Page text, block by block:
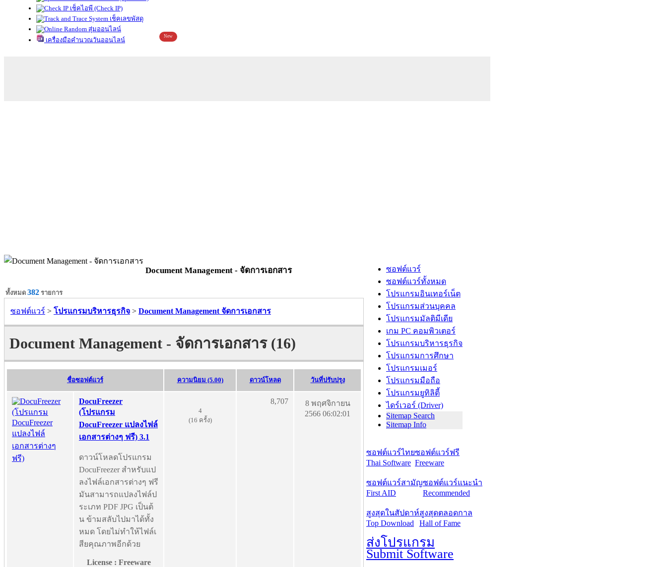
เช็คไอพี (Check IP)
เช็คเลขพัสดุ
สุ่มออนไลน์
เครื่องมือคำนวณวันออนไลน์
New
Document Management - จัดการเอกสาร
ทั้งหมด 382 รายการ
ซอฟต์แวร์ > โปรแกรมบริหารธุรกิจ > Document Management จัดการเอกสาร
Document Management - จัดการเอกสาร (16)
ชื่อซอฟต์แวร์ ความนิยม (5.00) ดาวน์โหลด วันที่ปรับปรุง
DocuFreezer
(โปรแกรม
DocuFreezer แปลงไฟล์
เอกสารต่างๆ ฟรี) 3.1
ดาวน์โหลดโปรแกรม
DocuFreezer สำหรับแป
ลงไฟล์เอกสารต่างๆ ฟรี
มันสามารถแปลงไฟล์ป
ระเภท PDF JPG เป็นต้
น ข้ามสลับไปมาได้ทั้ง
หมด โดยไม่ทำให้ไฟล์เ
สียคุณภาพอีกด้วย
License : Freeware
4
(16 ครั้ง)
8,707
8 พฤศจิกายน
2566 06:02:01
ซอฟต์แวร์
ซอฟต์แวร์ทั้งหมด
โปรแกรมอินเทอร์เน็ต
โปรแกรมส่วนบุคคล
โปรแกรมมัลติมีเดีย
เกม PC คอมพิวเตอร์
โปรแกรมบริหารธุรกิจ
โปรแกรมการศึกษา
โปรแกรมเมอร์
โปรแกรมมือถือ
โปรแกรมยูทิลิตี้
ไดร์เวอร์ (Driver)
Sitemap Search
Sitemap Info
ซอฟต์แวร์ไทย
Thai Software
ซอฟต์แวร์ฟรี
Freeware
ซอฟต์แวร์สามัญ
First AID
ซอฟต์แวร์แนะนำ
Recommended
สูงสุดในสัปดาห์
Top Download
สูงสุดตลอดกาล
Hall of Fame
ส่งโปรแกรม
Submit Software